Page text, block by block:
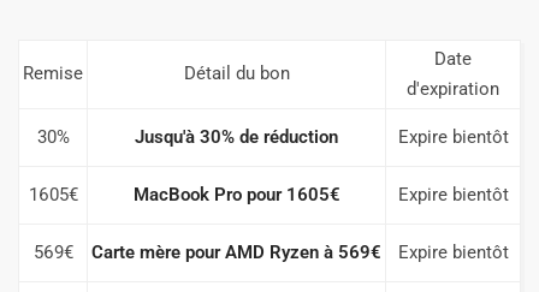
Remise Détail du bon
Date
d'expiration
30% Jusqu'à 30% de réduction Expire bientôt
1605€ MacBook Pro pour 1605€ Expire bientôt
569€ Carte mère pour AMD Ryzen à 569€ Expire bientôt